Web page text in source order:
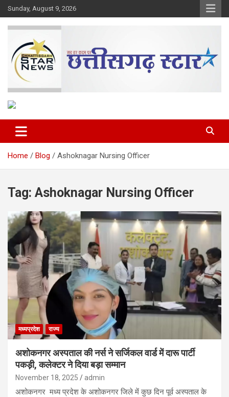
Skip
to
content
Sunday, August 9, 2026
Chhattisgarh Star
Home Blog Ashoknagar Nursing Officer
Tag: Ashoknagar Nursing Officer
मध्यप्रदेश राज्य
अशोकनगर अस्पताल की नर्स ने सर्जिकल वार्ड में दारू पार्टी
पकड़ी, कलेक्टर ने दिया बड़ा सम्मान
November 18, 2025 admin
अशोकनगर मध्य प्रदेश के अशोकनगर जिले में कुछ दिन पूर्व अस्पताल के